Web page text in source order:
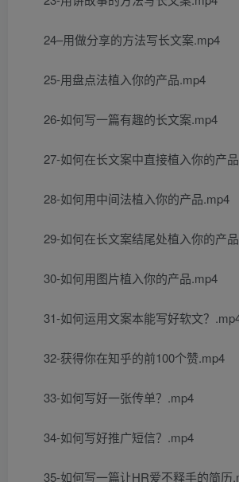
24–用做分享的方法写长文案.mp4
25-用盘点法植入你的产品.mp4
26-如何写一篇有趣的长文案.mp4
27-如何在长文案中直接植入你的产
28-如何用中间法植入你的产品.mp4
29-如何在长文案结尾处植入你的产
30-如何用图片植入你的产品.mp4
31-如何运用文案本能写好软文？
32-获得你在知乎的前100个赞.mp4
33-如何写好一张传单？.mp4
34-如何写好推广短信？.mp4
35-如何写一篇让HR爱不释手的简历